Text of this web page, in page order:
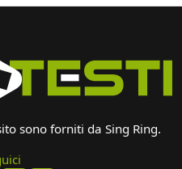
sono forniti da Sing Ring.